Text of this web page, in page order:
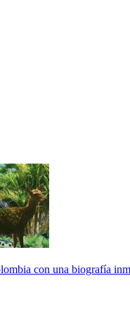
con una biografía